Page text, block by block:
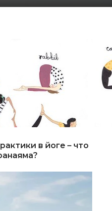
в йоге – что